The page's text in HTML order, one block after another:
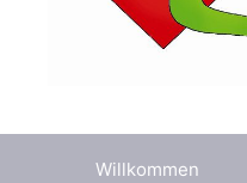
Willkommen